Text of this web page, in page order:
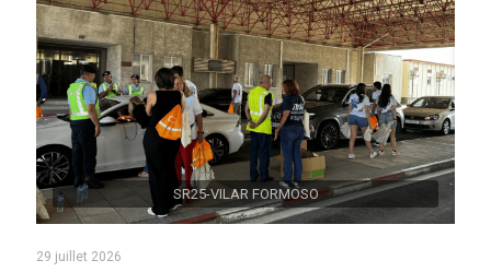
SR25-VILAR FORMOSO
29 juillet 2026